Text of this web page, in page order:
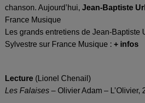
chanson. Aujourd’hui, Jean-Baptiste
France Musique
Les grands entretiens de Jean-Baptiste
Sylvestre sur France Musique : + infos
Lecture (Lionel Chenail)
Les Falaises – Olivier Adam – L’Olivier,